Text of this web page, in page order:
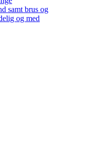
samt brus og
og med